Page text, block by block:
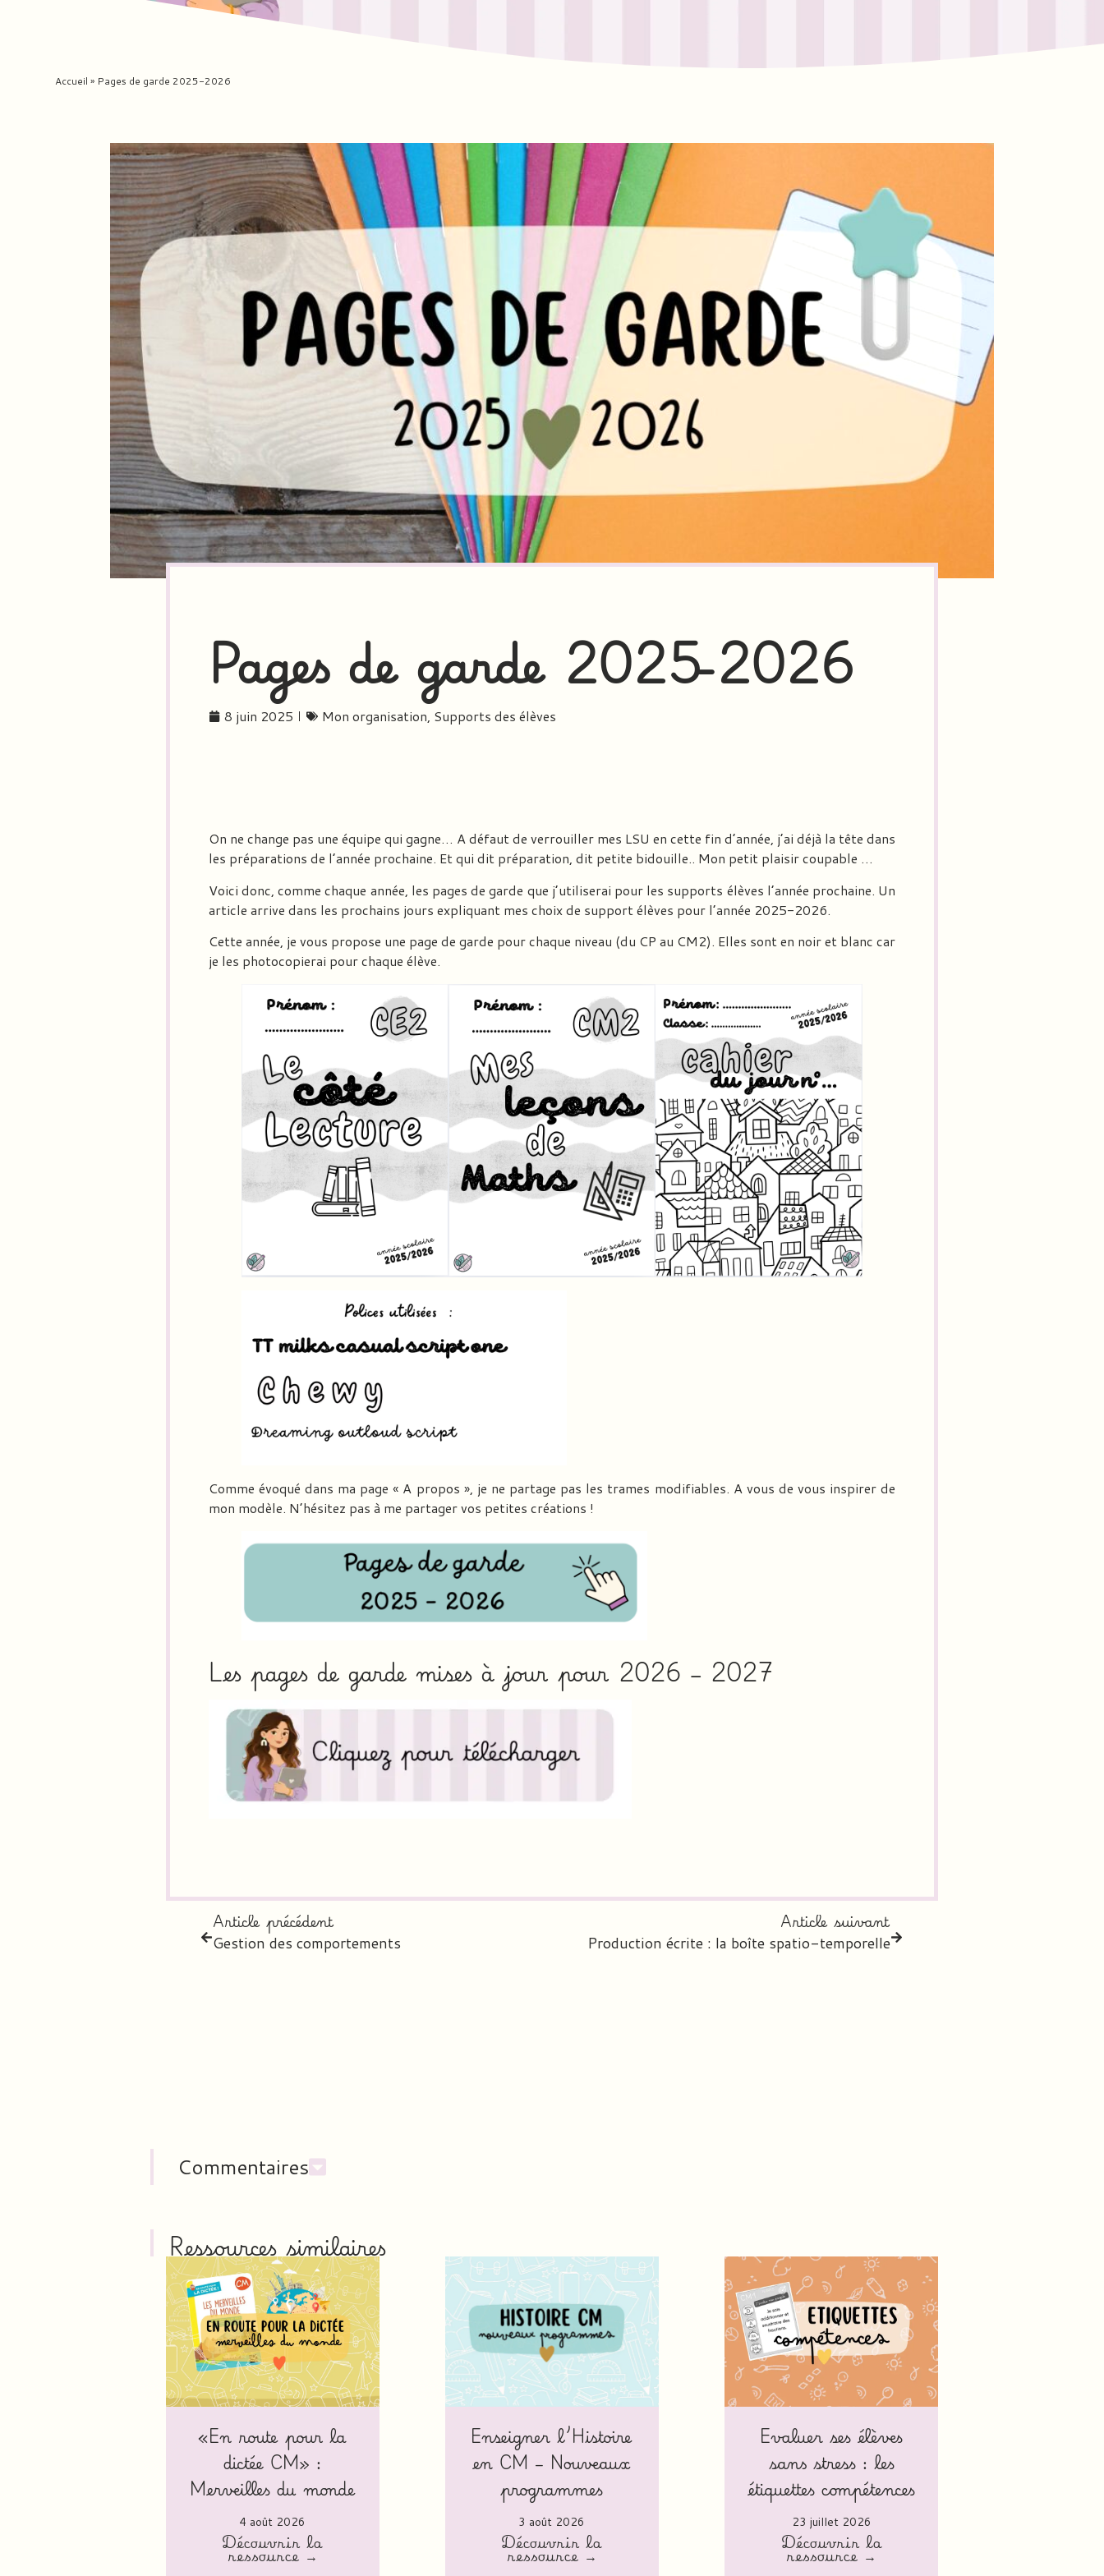
Accueil » Pages de garde 2025-2026
Pages de garde 2025-2026
8 juin 2025 Mon organisation Supports des élèves
On ne change pas une équipe qui gagne… A défaut de verrouiller mes LSU en cette fin d’année, j’ai déjà la tête dans
les préparations de l’année prochaine. Et qui dit préparation, dit petite bidouille.. Mon petit plaisir coupable …
Voici donc, comme chaque année, les pages de garde que j’utiliserai pour les supports élèves l’année prochaine. Un
article arrive dans les prochains jours expliquant mes choix de support élèves pour l’année 2025-2026.
Cette année, je vous propose une page de garde pour chaque niveau (du CP au CM2). Elles sont en noir et blanc car
je les photocopierai pour chaque élève.
Comme évoqué dans ma page « A propos », je ne partage pas les trames modifiables. A vous de vous inspirer de
mon modèle. N’hésitez pas à me partager vos petites créations !
Les pages de garde mises à jour pour 2026 – 2027
Article précédent
Gestion des comportements
Article suivant
Production écrite : la boîte spatio-temporelle
Commentaires
Ressources similaires
«En route pour la
dictée CM» :
Merveilles du monde
4 août 2026
Découvrir la
ressource →
Enseigner l’Histoire
en CM – Nouveaux
programmes
3 août 2026
Découvrir la
ressource →
Evaluer ses élèves
sans stress : les
étiquettes compétences
23 juillet 2026
Découvrir la
ressource →